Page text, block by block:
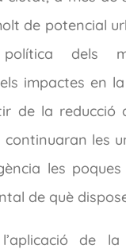
de potencial
política dels
impactes en
de la reducció
continuaran les
les
de què
de